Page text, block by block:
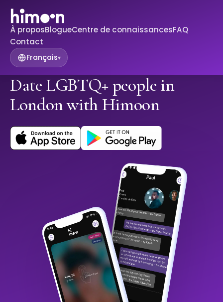
À proposBlogueCentre de connaissancesFAQ
Contact
Français▾
Date LGBTQ+ people in
London with Himoon